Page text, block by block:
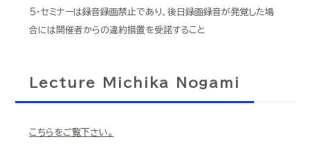
5・セミナーは録音録画禁止であり、後日録画録音が発覚した場
合には開催者からの違約措置を受諾すること
Lecture Michika Nogami
こちらをご覧下さい。